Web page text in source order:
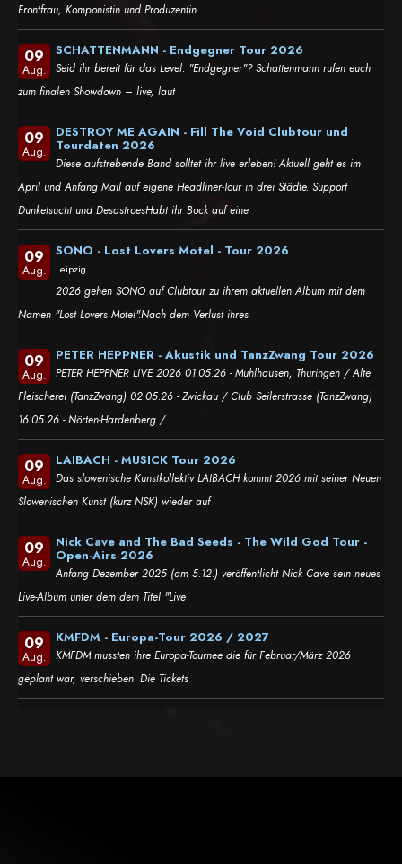
Frontfrau, Komponistin und Produzentin
09
Aug.
SCHATTENMANN - Endgegner Tour 2026
Seid ihr bereit für das Level: "Endgegner"? Schattenmann rufen euch
zum finalen Showdown – live, laut
09
Aug.
DESTROY ME AGAIN - Fill The Void Clubtour und
Tourdaten 2026
Diese aufstrebende Band solltet ihr live erleben! Aktuell geht es im
April und Anfang Mail auf eigene Headliner-Tour in drei Städte. Support
Dunkelsucht und DesastroesHabt ihr Bock auf eine
09
Aug.
SONO - Lost Lovers Motel - Tour 2026
Leipzig
2026 gehen SONO auf Clubtour zu ihrem aktuellen Album mit dem
Namen "Lost Lovers Motel".Nach dem Verlust ihres
09
Aug.
PETER HEPPNER - Akustik und TanzZwang Tour 2026
PETER HEPPNER LIVE 2026 01.05.26 - Mühlhausen, Thüringen / Alte
Fleischerei (TanzZwang) 02.05.26 - Zwickau / Club Seilerstrasse (TanzZwang)
16.05.26 - Nörten-Hardenberg /
09
Aug.
LAIBACH - MUSICK Tour 2026
Das slowenische Kunstkollektiv LAIBACH kommt 2026 mit seiner Neuen
Slowenischen Kunst (kurz NSK) wieder auf
09
Aug.
Nick Cave and The Bad Seeds - The Wild God Tour -
Open-Airs 2026
Anfang Dezember 2025 (am 5.12.) veröffentlicht Nick Cave sein neues
Live-Album unter dem dem Titel "Live
09
Aug.
KMFDM - Europa-Tour 2026 / 2027
KMFDM mussten ihre Europa-Tournee die für Februar/März 2026
geplant war, verschieben. Die Tickets